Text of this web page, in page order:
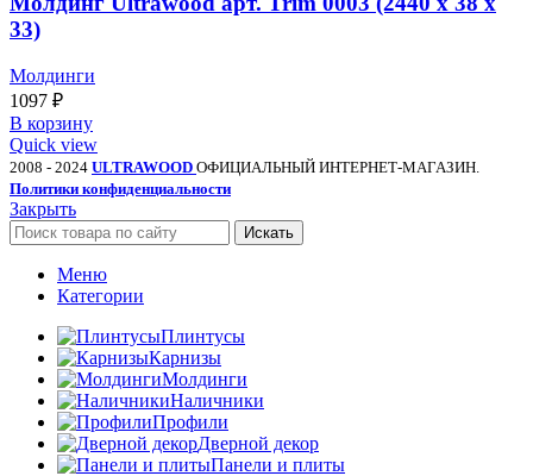
33)
Молдинги
1097 ₽
В корзину
Quick view
2008 - 2024 ULTRAWOOD ОФИЦИАЛЬНЫЙ ИНТЕРНЕТ-МАГАЗИН.
Политики конфиденциальности
Закрыть
Искать
Меню
Категории
Плинтусы
Карнизы
Молдинги
Наличники
Профили
Дверной декор
Панели и плиты